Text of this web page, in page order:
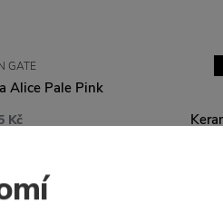
GATE
Alice Pale Pink
Kč